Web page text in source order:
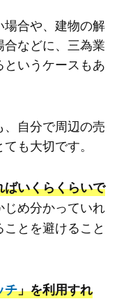
合や、建物の解
などに、三為業
いうケースもあ
自分で周辺の売
も大切です。
いくらくらいで
め分かっていれ
とを避けること
チ」を利用すれ